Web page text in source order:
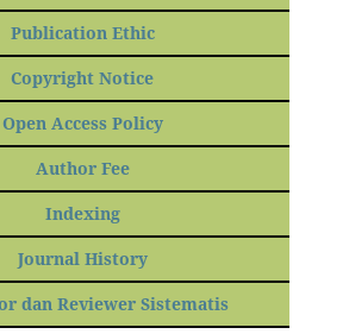
Publication Ethic
Copyright Notice
Open Access Policy
Author Fee
Indexing
Journal History
dan Reviewer Sistematis